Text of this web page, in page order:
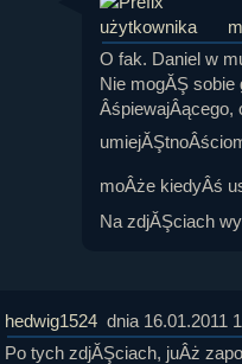
O fak. Daniel w
Nie mogĂŞ
ÂśpiewajÂącego,
moÂże kiedyÂś
Na zdjĂŞciach
hedwig1524 dnia 16.01.2011
Po tych zdjĂŞciach, juÂż